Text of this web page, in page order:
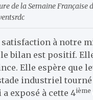
de la Semaine Française
à notre
bilan est positif.
Elle espère que
industriel
exposé à cette 4ième